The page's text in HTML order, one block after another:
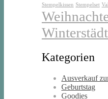
Stempelkissen Stempelset
Kategorien
Ausverkauf
Geburtstag
Goodies